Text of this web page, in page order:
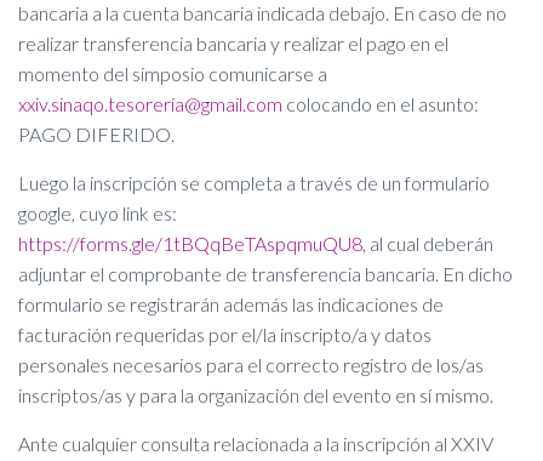
bancaria a la cuenta bancaria indicada debajo. En caso de no
realizar transferencia bancaria y realizar el pago en el
momento del simposio comunicarse a
xxiv.sinaqo.tesoreria@gmail.com colocando en el asunto:
PAGO DIFERIDO.
Luego la inscripción se completa a través de un formulario
google, cuyo link es:
https://forms.gle/1tBQqBeTAspqmuQU8, al cual deberán
adjuntar el comprobante de transferencia bancaria. En dicho
formulario se registrarán además las indicaciones de
facturación requeridas por el/la inscripto/a y datos
personales necesarios para el correcto registro de los/as
inscriptos/as y para la organización del evento en sí mismo.
Ante cualquier consulta relacionada a la inscripción al XXIV